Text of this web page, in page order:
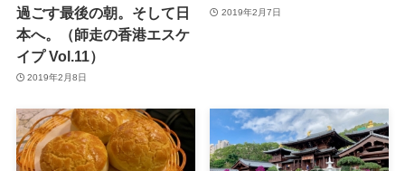
過ごす最後の朝。そして日
本へ。（師走の香港エスケ
イプ Vol.11）
2019年2月8日
2019年2月7日